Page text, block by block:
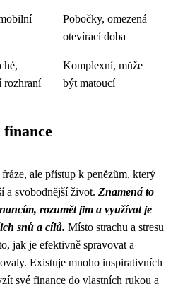
Pobočky, omezená
otevírací doba
rozhraní
Komplexní, může
být matoucí
ale přístup k penězům, který
a svobodnější život. Znamená to
rozumět jim a využívat je
snů a cílů. Místo strachu a stresu
jak je efektivně spravovat a
Existuje mnoho inspirativních
své finance do vlastních rukou a